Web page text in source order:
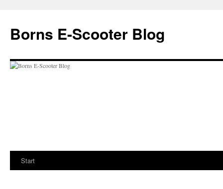
springen
Borns E-Scooter Blog
Start